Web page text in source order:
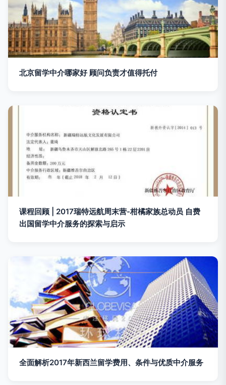
北京留学中介哪家好 顾问负责才值得托付
课程回顾 | 2017瑞特远航周末营-柑橘家族总动员 自费
出国留学中介服务的探索与启示
全面解析2017年新西兰留学费用、条件与优质中介服务